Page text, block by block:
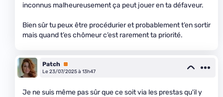
inconnus malheureusement ça peut jouer en ta défaveur.
Bien sûr tu peux être procédurier et probablement t’en sortir
mais quand t’es chômeur c’est rarement ta priorité.
Patch Premium
Le 23/07/2025 à 13h47
Je ne suis même pas sûr que ce soit via les prestas qu'il y